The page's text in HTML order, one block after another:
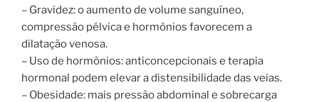
– Gravidez: o aumento de volume sanguíneo,
compressão pélvica e hormônios favorecem a
dilatação venosa.
– Uso de hormônios: anticoncepcionais e terapia
hormonal podem elevar a distensibilidade das veias.
– Obesidade: mais pressão abdominal e sobrecarga